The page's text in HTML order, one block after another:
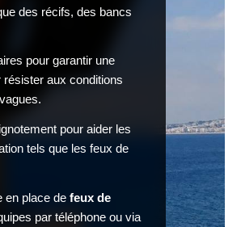
des récifs, des bancs
pour garantir une
résister aux conditions
pour aider les
tels que les feux de
en place de feux de
par téléphone ou via